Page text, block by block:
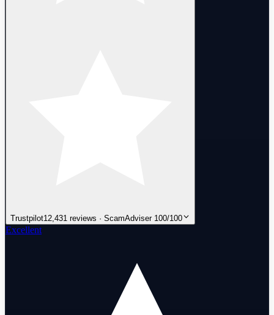
Trustpilot12,431 reviews · ScamAdviser 100/100
Excellent